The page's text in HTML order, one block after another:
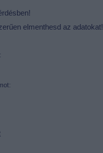
elmenthesd az adatokat!